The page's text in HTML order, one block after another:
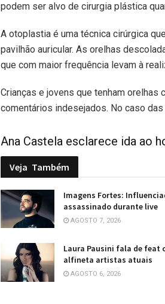
podem ser alvo de cirurgia plástica
A otoplastia é uma técnica cirúrgica
pavilhão auricular. As orelhas
que com maior frequência levam à
Crianças e jovens que tenham
comentários indesejados. No caso
Ana Castela esclarece ida ao
Veja Também
Imagens Fortes:
assassinado durante live
AGOSTO 7, 2026
Laura Pausini fala de feat
alfineta artistas atuais
AGOSTO 6, 2026